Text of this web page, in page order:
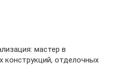
мастер в
конструкций, отделочных